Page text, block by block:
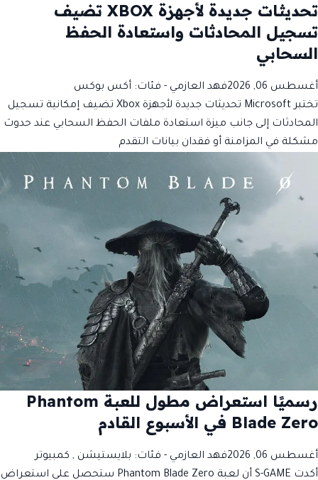
تحديثات جديدة لأجهزة XBOX تضيف
تسجيل المحادثات واستعادة الحفظ
السحابي
أغسطس 06, 2026 فهد العازمي - فئات: أكس بوكس
تختبر Microsoft تحديثات جديدة لأجهزة Xbox تضيف إمكانية تسجيل
المحادثات إلى جانب ميزة استعادة ملفات الحفظ السحابي عند حدوث
مشكلة في المزامنة أو فقدان بيانات التقدم
رسميًا استعراض مطول للعبة Phantom
Blade Zero في الأسبوع القادم
أغسطس 06, 2026 فهد العازمي - فئات: بلايستيشن , كمبيوتر
أكدت S-GAME أن لعبة Phantom Blade Zero ستحصل على استعراض